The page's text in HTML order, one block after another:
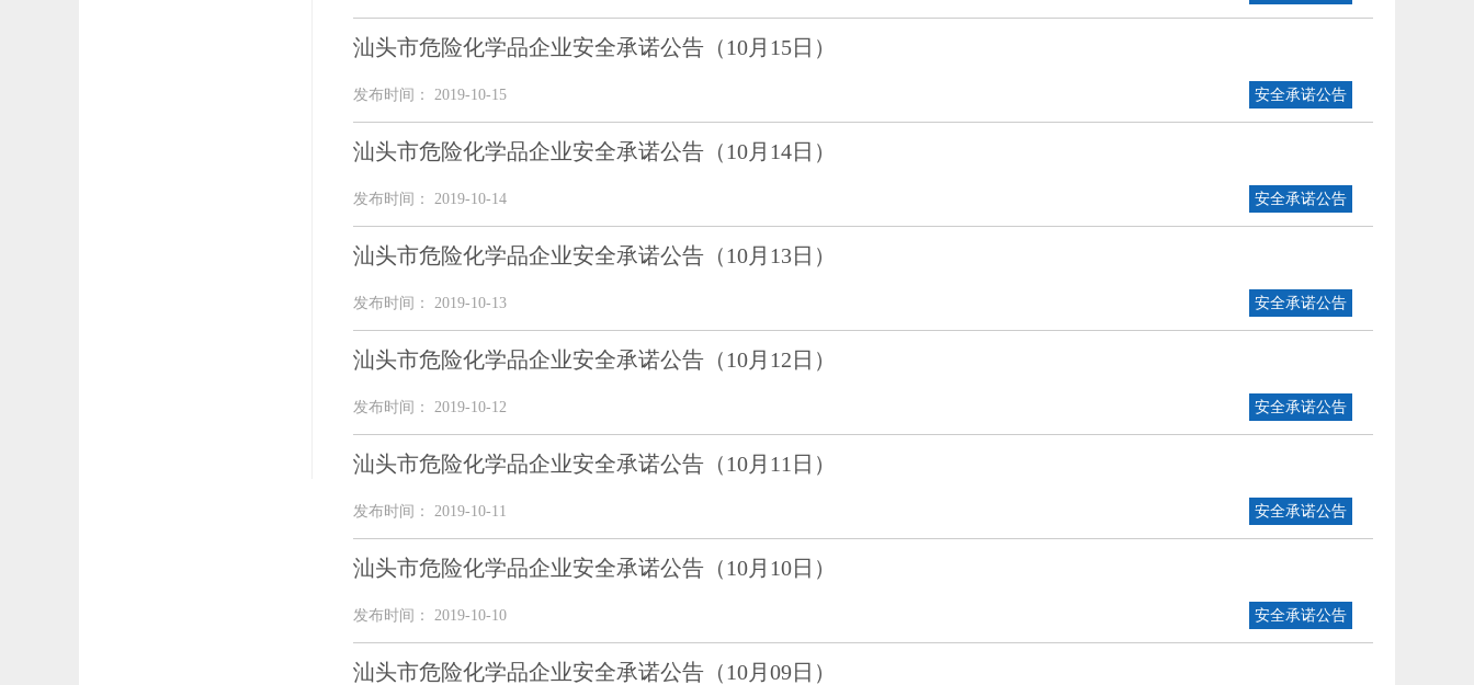
汕头市危险化学品企业安全承诺公告（10月15日）
发布时间： 2019-10-15 安全承诺公告
汕头市危险化学品企业安全承诺公告（10月14日）
发布时间： 2019-10-14 安全承诺公告
汕头市危险化学品企业安全承诺公告（10月13日）
发布时间： 2019-10-13 安全承诺公告
汕头市危险化学品企业安全承诺公告（10月12日）
发布时间： 2019-10-12 安全承诺公告
汕头市危险化学品企业安全承诺公告（10月11日）
发布时间： 2019-10-11 安全承诺公告
汕头市危险化学品企业安全承诺公告（10月10日）
发布时间： 2019-10-10 安全承诺公告
汕头市危险化学品企业安全承诺公告（10月09日）